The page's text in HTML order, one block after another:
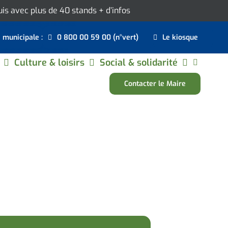
avec plus de 40 stands + d’infos
: 0 800 00 59 00 (n°vert) Le kiosque
Culture & loisirs Social & solidarité
Contacter le Maire